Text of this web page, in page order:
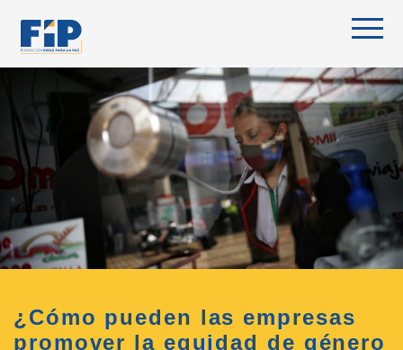
content
¿Cómo pueden las empresas
promover la equidad de género